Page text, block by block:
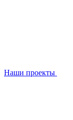
Наши проекты